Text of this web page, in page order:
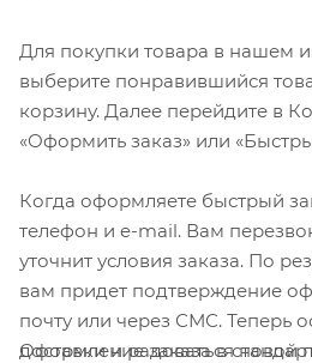
Проработанная
максимально комфортной
3-точечные ремни
дополнительным
и удобной посадки
Специальная конструкция
безопасности/фиксации
саморастегвания ребенка
Простое в использование,
Для покупки товара в нашем
выберите понравившийся
корзину. Далее перейдите в
«Оформить заказ» или
Когда оформляете быстрый
телефон и e-mail. Вам
уточнит условия заказа. По
вам придет подтверждение
почту или через СМС. Теперь
доставки и радоваться новой
Оформление заказа в